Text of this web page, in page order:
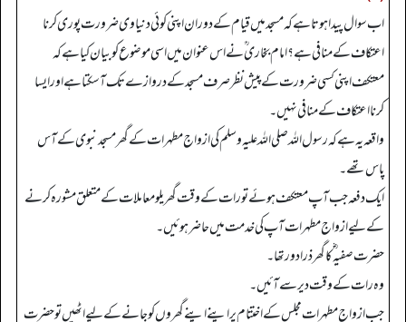
اب سوال پیدا ہوتا ہے کہ مسجد میں قیام کے دوران اپنی کوئی دنیاوی ضرورت پوری کرنا
اعتکاف کے منافی ہے؟ امام بخاری ؒ نے اس عنوان میں اسی موضوع کو بیان کیا ہے کہ
معتکف اپنی کسی ضرورت کے پیش نظر صرف مسجد کے دروازے تک آ سکتا ہے اور ایسا
کرنا اعتکاف کے منافی نہیں۔
واقعہ یہ ہے کہ رسول اللہ صلی اللہ علیہ وسلم کی ازواج مطہرات کے گھر مسجد نبوی کے آس
پاس تھے۔
ایک دفعہ جب آپ معتکف ہوئے تو رات کے وقت گھریلو معاملات کے متعلق مشورہ کرنے
کے لیے ازواج مطہرات آپ کی خدمت میں حاضر ہوئیں۔
حضرت صفیہ ؓ کا گھر ذرا دور تھا۔
وہ رات کے وقت دیر سے آئیں۔
جب ازواج مطہرات مجلس کے اختتام پر اپنے اپنے گھروں کو جانے کے لیے اٹھیں تو حضرت